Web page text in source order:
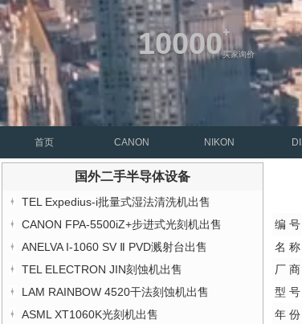
10000+
买家询价
首页 CANON NIKON
国外二手半导体设备
TEL Expedius-i批量式湿法清洗机出售
CANON FPA-5500iZ+步进式光刻机出售
ANELVA I-1060 SV Ⅱ PVD溅射台出售
TEL ELECTRON JIN刻蚀机出售
LAM RAINBOW 4520干法刻蚀机出售
ASML XT1060K光刻机出售
编
名 称
厂
型
年